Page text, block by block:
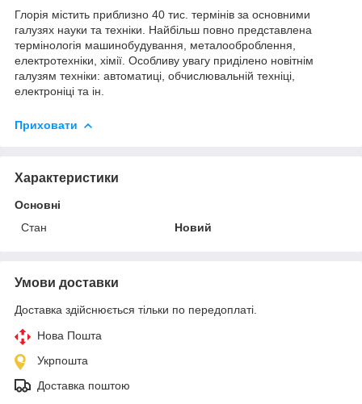
Глорія містить приблизно 40 тис. термінів за основними
галузях науки та техніки. Найбільш повно представлена
термінологія машинобудування, металооброблення,
електротехніки, хімії. Особливу увагу приділено новітнім
галузям техніки: автоматиці, обчислювальній техніці,
електроніці та ін.
Приховати
Характеристики
Основні
Стан
Новий
Умови доставки
Доставка здійснюється тільки по передоплаті.
Нова Пошта
Укрпошта
Доставка поштою